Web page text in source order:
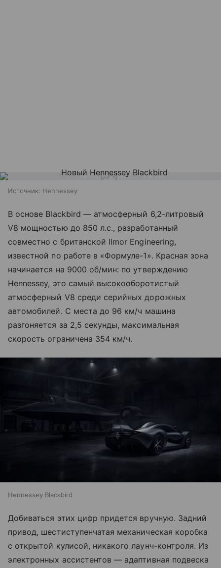
Источник: Hennessey
В основе Blackbird — атмосферный 6,2-литровый
V8 мощностью до 850 л.с., разработанный
совместно с британской Ilmor Engineering,
известной по работе в «Формуле-1». Красная зона
начинается на 9000 об/мин: по утверждению
Hennessey, это самый высокооборотистый
атмосферный V8 среди серийных дорожных
автомобилей. С места до 96 км/ч машина
разгоняется за 2,5 секунды, максимальная
скорость ограничена 354 км/ч.
Hennessey Blackbird
Добиваться этих цифр придется вручную. Задний
привод, шестиступенчатая механическая коробка
с открытой кулисой, никакого лаунч-контроля. Из
электронных ассистентов — адаптивная подвеска